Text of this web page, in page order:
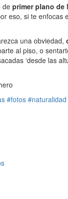
de primer plano de
eso, si te enfocas
una obviedad,
al piso, o
‘desde las
#fotos #naturalidad